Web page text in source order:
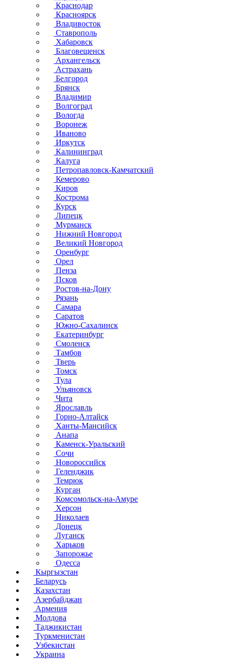
Краснодар
Красноярск
Владивосток
Ставрополь
Хабаровск
Благовещенск
Архангельск
Астрахань
Белгород
Брянск
Владимир
Волгоград
Вологда
Воронеж
Иваново
Иркутск
Калининград
Калуга
Петропавловск-Камчатский
Кемерово
Киров
Кострома
Курск
Липецк
Мурманск
Нижний Новгород
Великий Новгород
Оренбург
Орел
Пенза
Псков
Ростов-на-Дону
Рязань
Самара
Саратов
Южно-Сахалинск
Екатеринбург
Смоленск
Тамбов
Тверь
Томск
Тула
Ульяновск
Чита
Ярославль
Горно-Алтайск
Ханты-Мансийск
Анапа
Каменск-Уральский
Сочи
Новороссийск
Геленджик
Темрюк
Курган
Комсомольск-на-Амуре
Херсон
Николаев
Донецк
Луганск
Харьков
Запорожье
Одесса
Кыргызстан
Беларусь
Казахстан
Азербайджан
Армения
Молдова
Таджикистан
Туркменистан
Узбекистан
Украина